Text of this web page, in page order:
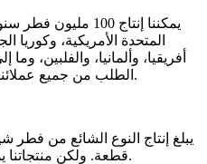
يمكننا إنتاج 100
المتحدة الأمريكية، وكوريا
أفريقيا، وألمانيا، والفلبين،
الطلب من جميع عملائنا في جميع أنحاء العالم كل أسبوع.
قطعة. ولكن منتجاتنا يمكن أن تحقق 0.6-0.8 كجم/قطعة.